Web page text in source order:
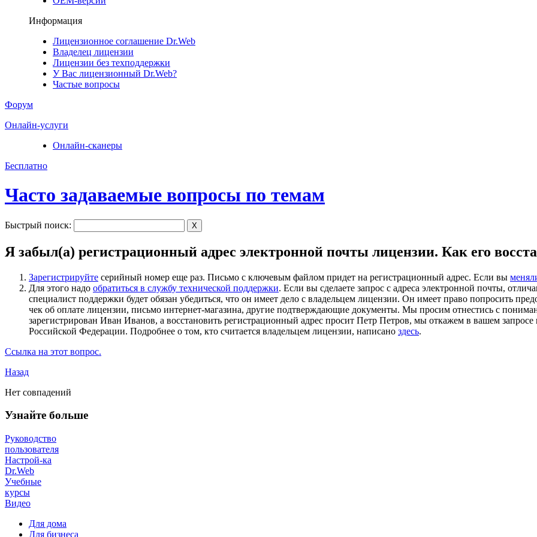
Информация
Лицензионное соглашение Dr.Web
Владелец лицензии
Лицензии без техподдержки
У Вас лицензионный Dr.Web?
Частые вопросы
Форум
Онлайн-услуги
Онлайн-сканеры
Бесплатно
Часто задаваемые вопросы по темам
Быстрый поиск: X
Я забыл(а) регистрационный адрес электронной почты лицензии. Как его
Зарегистрируйте серийный номер еще раз. Письмо с ключевым файлом придет на регистрационный адрес. Если вы
Для этого надо обратиться в службу технической поддержки. Если вы сделаете запрос с адреса электронной почты,
специалист поддержки будет обязан убедиться, что он имеет дело с владельцем лицензии. Он имеет право попросить
чек об оплате лицензии, письмо интернет-магазина, другие подтверждающие документы. Мы просим отнестись с
зарегистрирован Иван Иванов, а восстановить регистрационный адрес просит Петр Петров, мы откажем в вашем
Российской Федерации. Подробнее о том, кто считается владельцем лицензии, написано здесь.
Ссылка на этот вопрос.
Назад
Нет совпадений
Узнайте больше
Руководство
пользователя
Настрой-ка
Dr.Web
Учебные
курсы
Видео
Для дома
Для бизнеса